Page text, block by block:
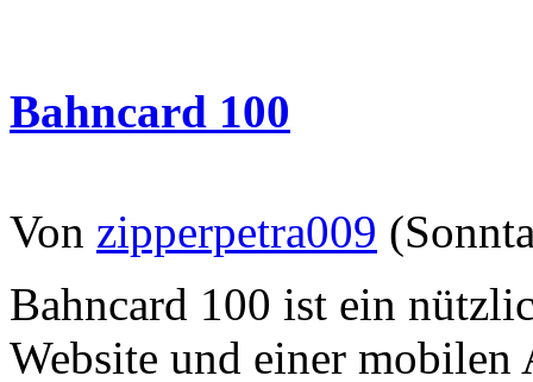
Bahncard 100
Von zipperpetra009
Bahncard 100 ist ein
Website und einer mobilen